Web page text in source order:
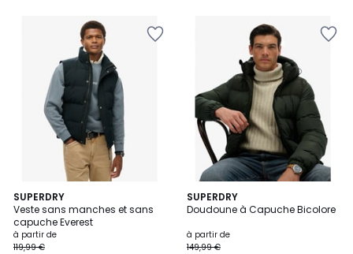
SUPERDRY
Veste sans manches et sans
capuche Everest
à partir de
119,99 €
4
/
5
3
Couleurs
SUPERDRY
Doudoune à Capuche Bicolore
à partir de
149,99 €
3
Couleurs